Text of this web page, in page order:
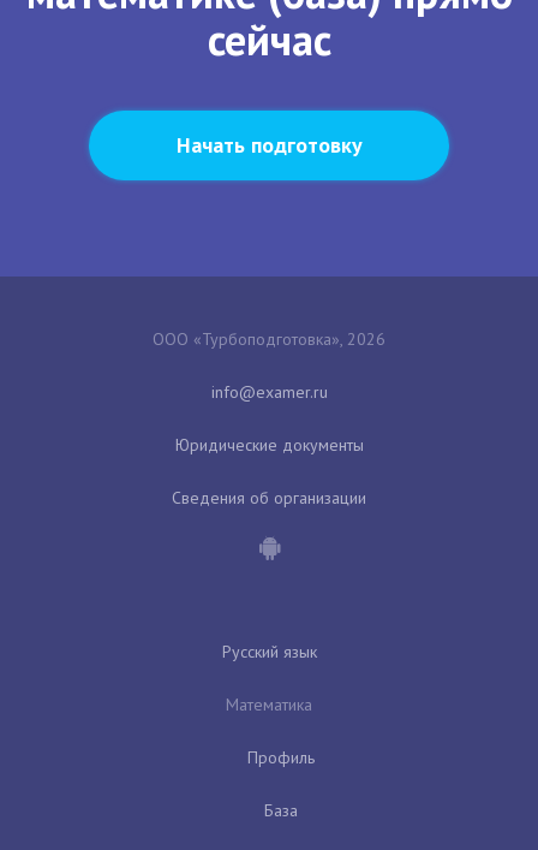
сейчас
Начать подготовку
ООО «Турбоподготовка», 2026
Юридические документы
Сведения об организации
Русский язык
Математика
Профиль
База